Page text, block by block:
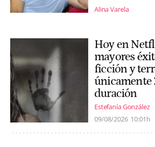
Alina Varela
Hoy en
mayores
ficción y
únicamente
duración
Estefanía González
09/08/2026 10:01h